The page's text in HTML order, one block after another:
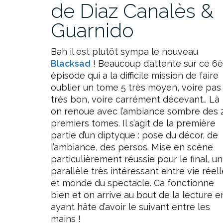
de Diaz Canalès &
Guarnido
Bah il est plutôt sympa le nouveau
Blacksad ! Beaucoup d’attente sur ce 6è
épisode qui a la difficile mission de faire
oublier un tome 5 très moyen, voire pas
très bon, voire carrément décevant… Là
on renoue avec l’ambiance sombre des
premiers tomes. Il s’agit de la première
partie d’un diptyque : pose du décor, de
l’ambiance, des persos. Mise en scène
particulièrement réussie pour le final, un
parallèle très intéressant entre vie
et monde du spectacle. Ca fonctionne
bien et on arrive au bout de la lecture
ayant hâte d’avoir le suivant entre les
mains !